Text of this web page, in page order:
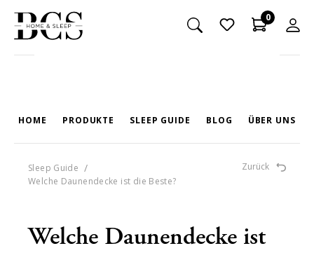
0
HOME PRODUKTE SLEEP GUIDE BLOG ÜBER UNS
PRODUKTE
Sleep Guide /
Welche Daunendecke ist die Beste?
Zurück
Welche Daunendecke ist